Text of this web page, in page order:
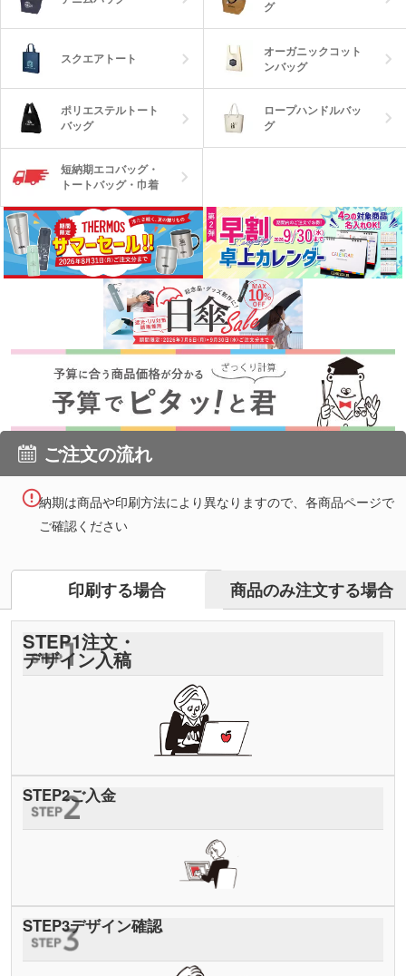
グ
スクエアトート
オーガニックコット
ンバッグ
ポリエステルトート
バッグ
ロープハンドルバッ
グ
短納期エコバッグ・
トートバッグ・巾着
ご注文の流れ
納期は商品や印刷方法により異なりますので、各商品ページで
ご確認ください
印刷する場合 商品のみ注文する場合
STEP1注文・
デザイン入稿
STEP2ご入金
STEP3デザイン確認